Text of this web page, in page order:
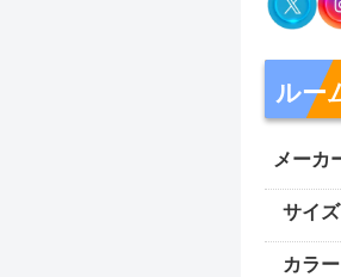
ルー
メーカ
サイズ
カラー